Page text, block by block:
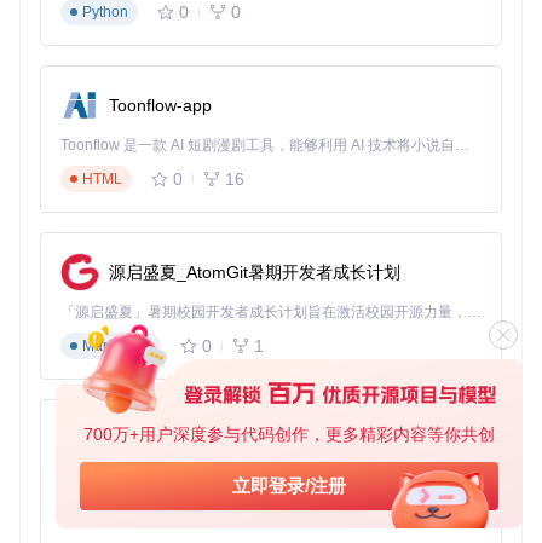
700万+用户深度参与代码创作，更多精彩内容等你共创
立即登录/注册
图形界面核心功能解析
NSudo提供直观的图形界面，将复杂的权限配置简化为可视化
操作，即使是非命令行用户也能轻松掌握。
界面主要分为三个功能区域：
权限选择区：通过下拉菜单选择用户模式（如TrustedInstall
er、System等）
高级选项：可勾选"启用全部特权"以获取完整权限集
程序执行区：输入或浏览选择需要运行的程序路径
安全警示：底部警告信息时刻提醒用户谨慎操作
中文界面版本同样保持了直观的操作逻辑，所有选项均提供清
晰的本地化描述：
跨场景命令生成器
NSudo的命令行模式提供了更为灵活的权限控制能力，适用于
Python
0 0
Toonflow-app
Toonflow 是一款 AI 短剧漫剧工具，能够利用 AI 技术将小说自动转化为剧本，并结合 AI 生成的图片和视频，实现高效的短剧创作。借助 Toonflow，可以轻松完成从文字到影像的全流程，让短剧制作变得更加智能与便捷。
HTML
0 16
源启盛夏_AtomGit暑期开发者成长计划
「源启盛夏」暑期校园开发者成长计划旨在激活校园开源力量，通过积分激励、认证扶持、资源倾斜等形式，引导高校组织和开发者完成「入驻 — 建项目 — 做贡献 — 获认证 — 得资源」的完整闭环。无论你是想带领社团入驻平台的组织者，还是希望用代码贡献证明自己的开发者，都能在这里找到属于你的成长路径。
Markdown
0 1
AionUi
免费、本地、开源的 24/7 全天候 Cowork 应用，以及适用于 Gemini CLI、Claude Code、Codex、OpenCode、Qwen Code、Goose CLI、Auggie 等的 OpenClaw | 🌟 喜欢就点star吧
TypeScript
0 6